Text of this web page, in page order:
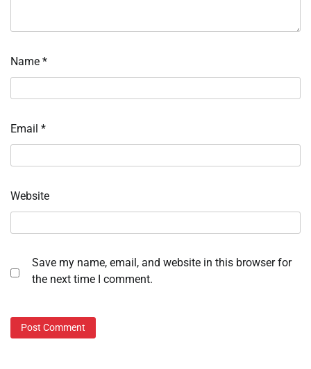
Name *
Email *
Website
Save my name, email, and website in this browser for
the next time I comment.